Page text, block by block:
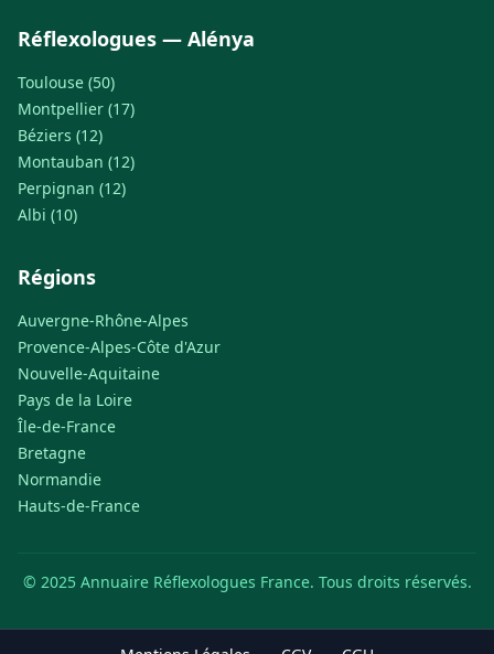
Réflexologues — Alénya
Toulouse (50)
Montpellier (17)
Béziers (12)
Montauban (12)
Perpignan (12)
Albi (10)
Régions
Auvergne-Rhône-Alpes
Provence-Alpes-Côte d'Azur
Nouvelle-Aquitaine
Pays de la Loire
Île-de-France
Bretagne
Normandie
Hauts-de-France
© 2025 Annuaire Réflexologues France. Tous droits réservés.